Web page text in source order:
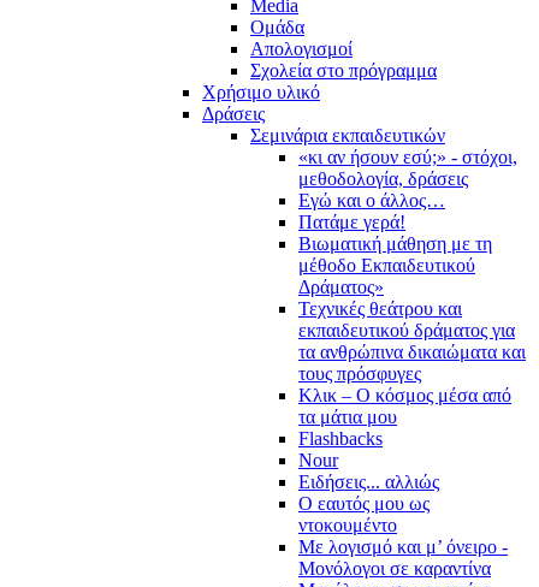
Media
Ομάδα
Απολογισμοί
Σχολεία στο πρόγραμμα
Χρήσιμο υλικό
Δράσεις
Σεμινάρια εκπαιδευτικών
«κι αν ήσουν εσύ;» - στόχοι,
μεθοδολογία, δράσεις
Εγώ και ο άλλος…
Πατάμε γερά!
Βιωματική μάθηση με τη
μέθοδο Εκπαιδευτικού
Δράματος»
Τεχνικές θεάτρου και
εκπαιδευτικού δράματος για
τα ανθρώπινα δικαιώματα και
τους πρόσφυγες
Κλικ – Ο κόσμος μέσα από
τα μάτια μου
Flashbacks
Nour
Ειδήσεις... αλλιώς
Ο εαυτός μου ως
ντοκουμέντο
Με λογισμό και μ’ όνειρο -
Μονόλογοι σε καραντίνα